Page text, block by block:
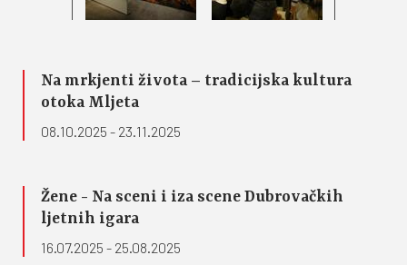
Na mrkjenti života – tradicijska kultura
otoka Mljeta
08.10.2025 - 23.11.2025
Žene - Na sceni i iza scene Dubrovačkih
ljetnih igara
16.07.2025 - 25.08.2025